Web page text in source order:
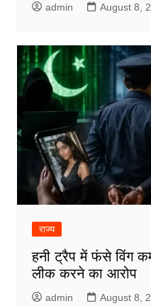
admin August 8,
राज्य
हनी ट्रैप में फंसे विंग
लीक करने का आरोप
admin August 8,